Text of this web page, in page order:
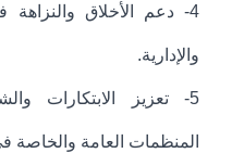
4- دعم الأخلاق والنزاهة
والإدارية.
5- تعزيز الابتكارات
المنظمات العامة والخاصة